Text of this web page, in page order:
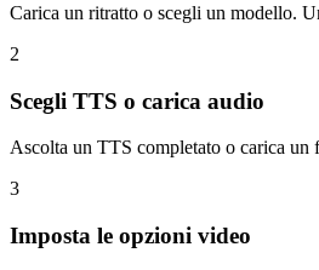
Carica un ritratto o scegli un modello.
2
Scegli TTS o carica audio
Ascolta un TTS completato o carica
3
Imposta le opzioni video